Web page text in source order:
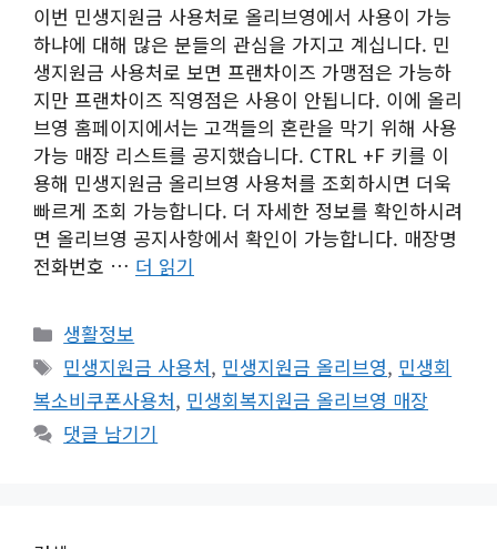
이번 민생지원금 사용처로 올리브영에서 사용이 가능
하냐에 대해 많은 분들의 관심을 가지고 계십니다. 민
생지원금 사용처로 보면 프랜차이즈 가맹점은 가능하
지만 프랜차이즈 직영점은 사용이 안됩니다. 이에 올리
브영 홈페이지에서는 고객들의 혼란을 막기 위해 사용
가능 매장 리스트를 공지했습니다. CTRL +F 키를 이
용해 민생지원금 올리브영 사용처를 조회하시면 더욱
빠르게 조회 가능합니다. 더 자세한 정보를 확인하시려
면 올리브영 공지사항에서 확인이 가능합니다. 매장명
전화번호 … 더 읽기
카
테
고
리
생활정보
태
그
민생지원금 사용처, 민생지원금 올리브영, 민생회
복소비쿠폰사용처, 민생회복지원금 올리브영 매장
댓글 남기기